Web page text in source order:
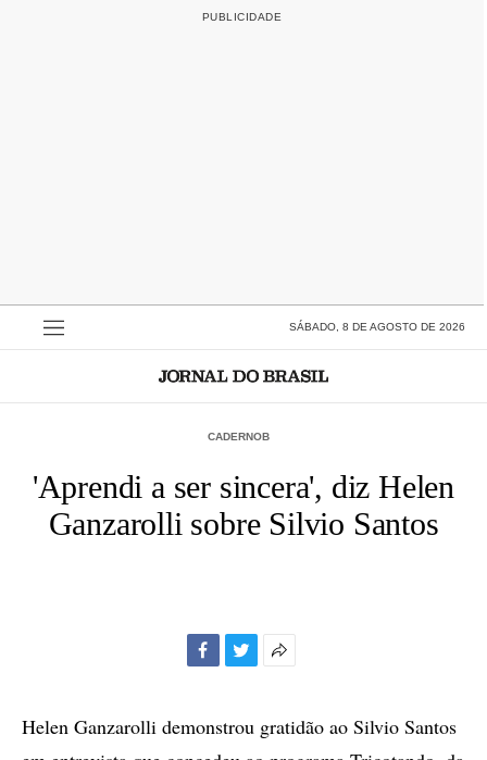
SÁBADO, 8 DE AGOSTO DE 2026
CADERNOB
'Aprendi a ser sincera', diz Helen
Ganzarolli sobre Silvio Santos
compartilhamento
Helen Ganzarolli demonstrou gratidão ao Silvio Santos